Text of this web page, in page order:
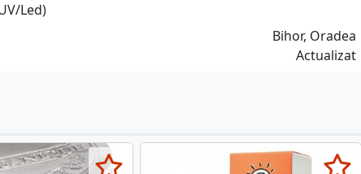
Led)
Bihor, Oradea
Actualizat